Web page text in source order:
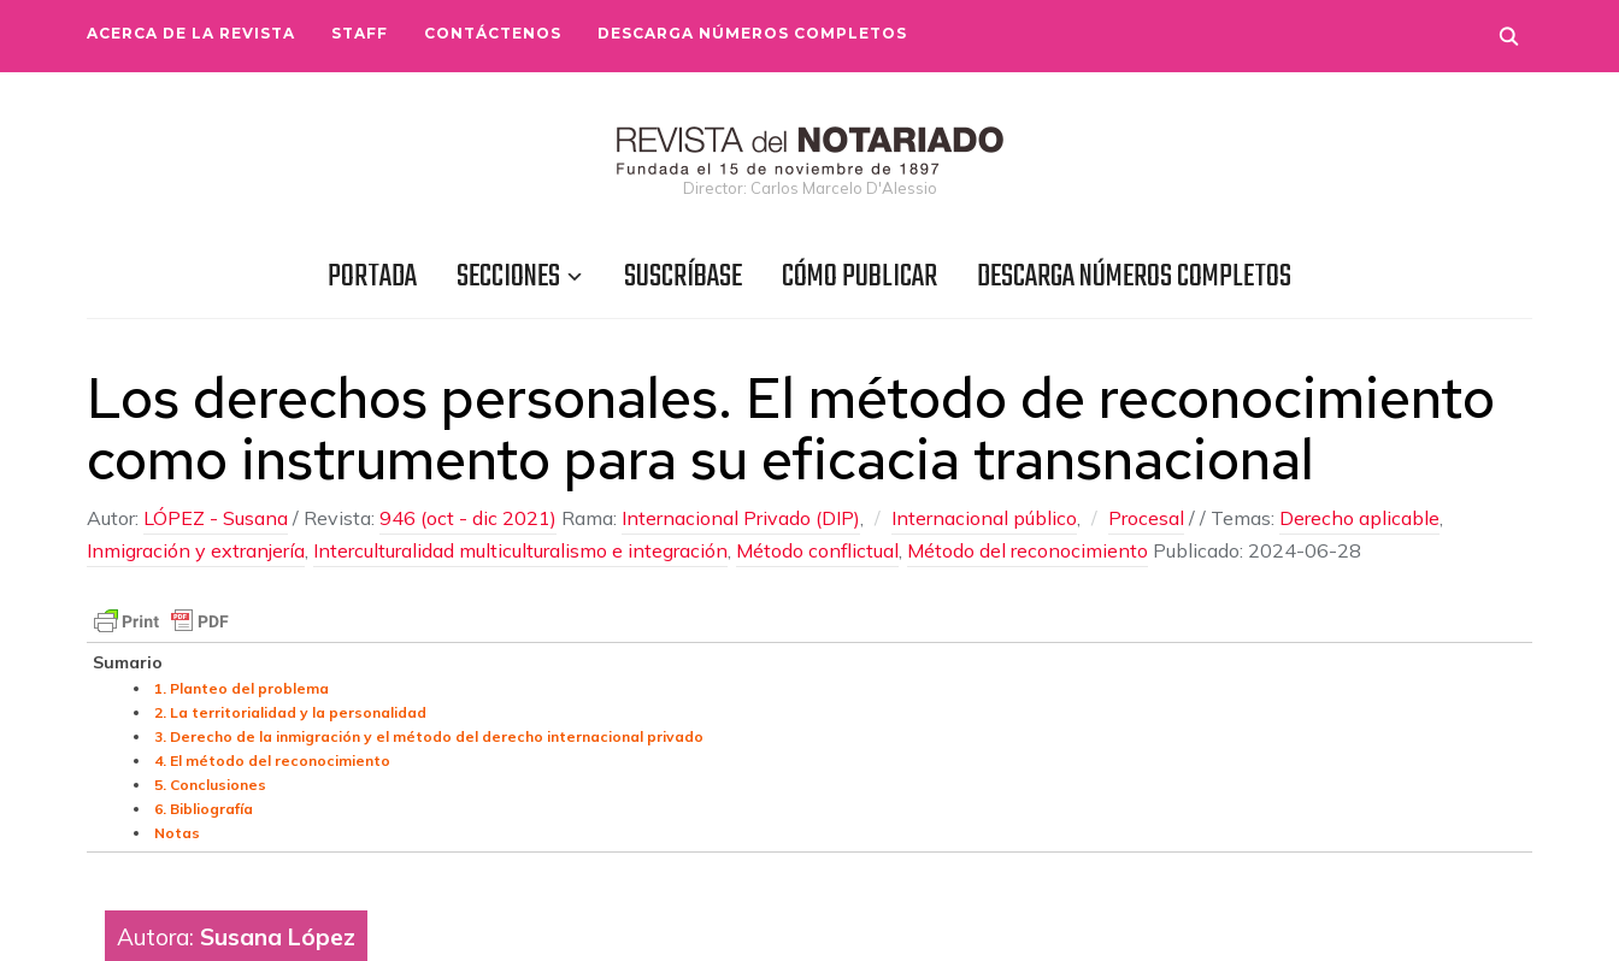
ACERCA DE LA REVISTA STAFF CONTÁCTENOS DESCARGA NÚMEROS COMPLETOS
Director: Carlos Marcelo D'Alessio
PORTADA SECCIONES SUSCRÍBASE CÓMO PUBLICAR DESCARGA NÚMEROS COMPLETOS
Los derechos personales. El método de reconocimiento
como instrumento para su eficacia transnacional
Autor: LÓPEZ - Susana / Revista: 946 (oct - dic 2021) Rama: Internacional Privado (DIP), Internacional público, Procesal / / Temas: Derecho aplicable,
Inmigración y extranjería, Interculturalidad multiculturalismo e integración, Método conflictual, Método del reconocimiento Publicado: 2024-06-28
Sumario
1. Planteo del problema
2. La territorialidad y la personalidad
3. Derecho de la inmigración y el método del derecho internacional privado
4. El método del reconocimiento
5. Conclusiones
6. Bibliografía
Notas
Autora: Susana López